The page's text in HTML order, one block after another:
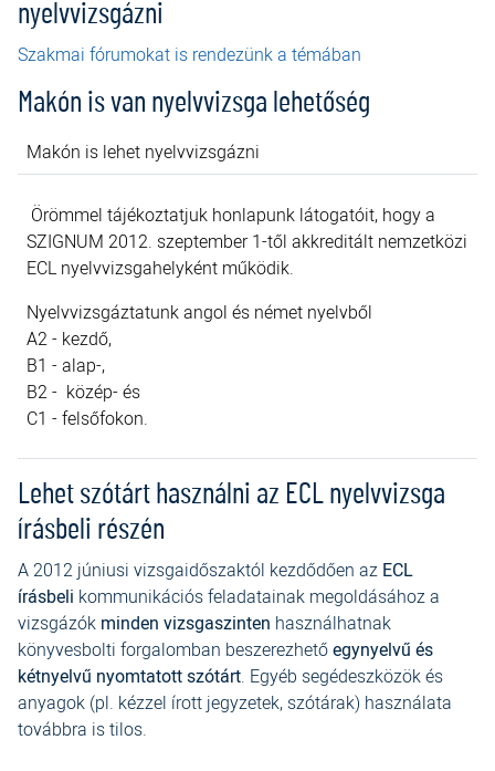
nyelvvizsgázni
Szakmai fórumokat is rendezünk a témában
Makón is van nyelvvizsga lehetőség
Makón is lehet nyelvvizsgázni
Örömmel tájékoztatjuk honlapunk látogatóit, hogy a
SZIGNUM 2012. szeptember 1-től akkreditált nemzetközi
ECL nyelvvizsgahelyként működik.
Nyelvvizsgáztatunk angol és német nyelvből
A2 - kezdő,
B1 - alap-,
B2 - közép- és
C1 - felsőfokon.
Lehet szótárt használni az ECL nyelvvizsga
írásbeli részén
A 2012 júniusi vizsgaidőszaktól kezdődően az ECL
írásbeli kommunikációs feladatainak megoldásához a
vizsgázók minden vizsgaszinten használhatnak
könyvesbolti forgalomban beszerezhetőegynyelvű és
kétnyelvű nyomtatott szótárt. Egyéb segédeszközök és
anyagok (pl. kézzel írott jegyzetek, szótárak) használata
továbbra is tilos.